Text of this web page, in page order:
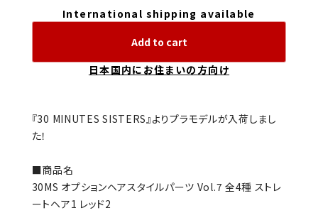
International shipping available
Add to cart
日本国内にお住まいの方向け
『30 MINUTES SISTERS』よりプラモデルが入荷しまし
た！
■商品名
30MS オプションヘアスタイルパーツ Vol.7 全4種 ストレ
ートヘア1 レッド2